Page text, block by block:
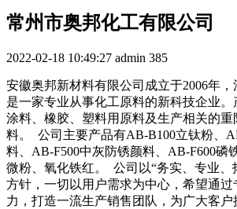
常州市奥邦化工有限公司
2022-02-18 10:49:27 admin 385
安徽奥邦新材料有限公司成立于2006年，
是一家专业从事化工原料的新科技企业。
涂料、橡胶、塑料用原料及生产相关的
料。 公司主要产品有AB-B100立钛粉、
料、AB-F500中灰防锈颜料、AB-F600磷
微粉、氧化铁红。 公司以“务实、专业、
方针，一切以用户需求为中心，希望通过
力，打造一流生产销售团队，为广大客